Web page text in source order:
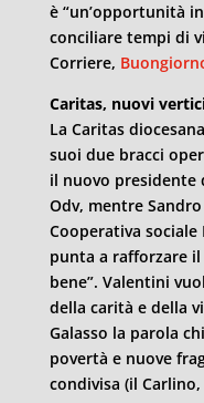
è “un’opportunità
conciliare tempi di
Corriere,
Caritas, nuovi
La Caritas
suoi due bracci
il nuovo presidente
Odv, mentre
Cooperativa
punta a rafforzare
bene”. Valentini
della carità e della
Galasso la parola
povertà e nuove
condivisa (il